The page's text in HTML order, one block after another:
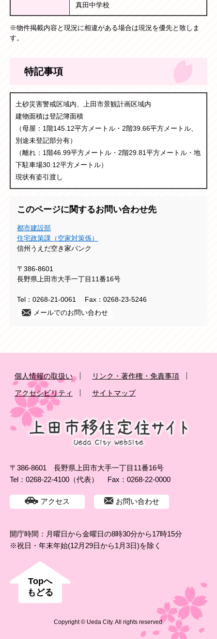
真田中学校
※物件掲載内容と現況に相違がある場合は現況を優先と致しま
す。
特記事項
土砂災害警戒区域内、上田市景観計画区域内
建物面積は登記簿面積
（母屋：1階145.12平方メートル・2階39.66平方メートル、
別途未登記部分有）
（離れ：1階46.99平方メートル・2階29.81平方メートル・地
下駐車場30.12平方メートル）
現状有姿引渡し
このページに関するお問い合わせ先
都市建設部
住宅政策課（空家対策係）
信州うえだ空き家バンク
〒386-8601
長野県上田市大手一丁目11番16号
Tel：0268-21-0061
Fax：0268-23-5246
メールでのお問い合わせ
Topへ
もどる
個人情報の取扱い リンク・著作権・免責事項
アクセシビリティ サイトマップ
〒386-8601 長野県上田市大手一丁目11番16号
Tel：0268-22-4100（代表）
Fax：0268-22-0000
アクセス お問い合わせ
開庁時間：月曜日から金曜日の8時30分から17時15分
※祝日・年末年始(12月29日から1月3日)を除く
Copyright © Ueda City. All rights reserved.